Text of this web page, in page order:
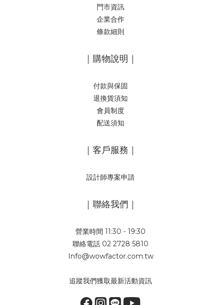
門市資訊
企業合作
條款細則
｜購物說明｜
付款與保固
退換貨須知
會員制度
配送須知
｜客戶服務｜
設計師專案申請
｜聯絡我們｜
營業時間 11:30 - 19:30
聯絡電話 02 2728 5810
Info@wowfactor.com.tw
追蹤我們獲取最新活動資訊